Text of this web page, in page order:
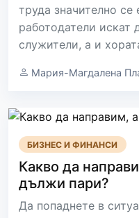
труда значително
работодатели искат
служители, а и
Мария-Магдалена
БИЗНЕС И ФИНАНСИ
Какво да
дължи пари?
Да попаднете в